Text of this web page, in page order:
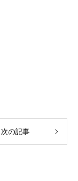
次の記事